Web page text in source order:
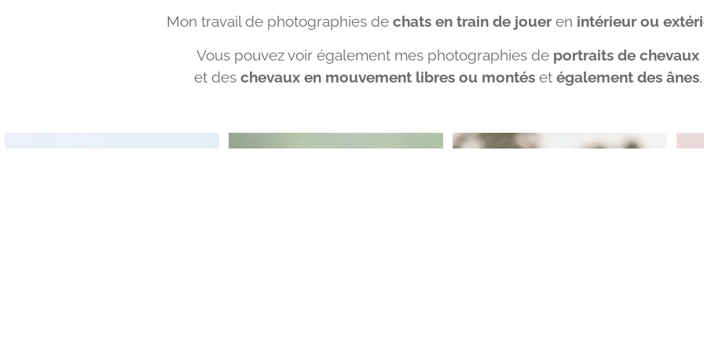
Mon travail de photographies de chats en train de joueren intérieur ou
Vous pouvez voir également mes photographies de portraits de chevaux
et des chevaux en mouvement libres ou montéset également des ânes.